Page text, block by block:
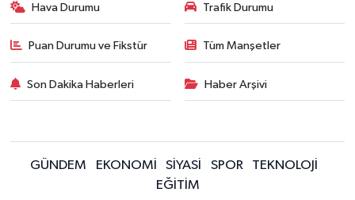
Hava Durumu Trafik Durumu
Puan Durumu ve Fikstür Tüm Manşetler
Son Dakika Haberleri Haber Arşivi
GÜNDEM EKONOMİ SİYASİ SPOR
TEKNOLOJİ
EĞİTİM